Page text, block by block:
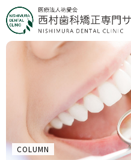
COLUMN